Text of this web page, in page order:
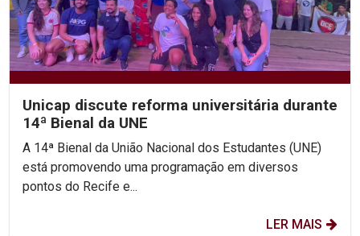
Unicap discute reforma universitária durante
14ª Bienal da UNE
A 14ª Bienal da União Nacional dos Estudantes (UNE)
está promovendo uma programação em diversos
pontos do Recife e...
LER MAIS